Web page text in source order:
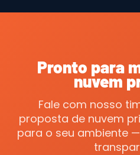
Pronto para
nuvem
Fale com nosso
proposta de nuvem
para o seu ambiente